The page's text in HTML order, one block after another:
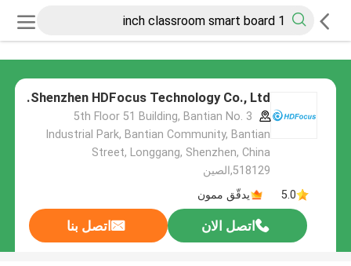
Shenzhen HDFocus Technology Co., Ltd.
5th Floor 51 Building, Bantian No. 3
Industrial Park, Bantian Community, Bantian
Street, Longgang, Shenzhen, China
518129,الصين
5.0
يدقّق ممون
اتصل الان اتصل بنا